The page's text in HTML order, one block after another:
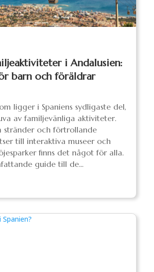
i Andalusien:
barn och föräldrar
ligger i Spaniens sydligaste del,
av familjevänliga aktiviteter.
stränder och förtrollande
till interaktiva museer och
finns det något för alla.
guide till de...